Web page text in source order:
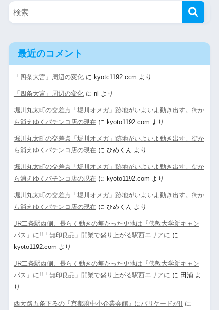
最近のコメント
「四条大宮」周辺の変化に kyoto1192.com より
「四条大宮」周辺の変化に nl より
堀川丸太町の交差点「堀川オメガ」跡地がいよいよ動き出す。街か
ら消えゆくパチンコ店の現在 に kyoto1192.com より
堀川丸太町の交差点「堀川オメガ」跡地がいよいよ動き出す。街か
ら消えゆくパチンコ店の現在 に ひめくん より
堀川丸太町の交差点「堀川オメガ」跡地がいよいよ動き出す。街か
ら消えゆくパチンコ店の現在 に kyoto1192.com より
堀川丸太町の交差点「堀川オメガ」跡地がいよいよ動き出す。街か
ら消えゆくパチンコ店の現在 に ひめくん より
JR二条駅西側、長らく動きの無かった更地は『佛教大学新キャン
パス』に!!「無印良品」開業で盛り上がる駅西エリアに に
kyoto1192.com より
JR二条駅西側、長らく動きの無かった更地は『佛教大学新キャン
パス』に!!「無印良品」開業で盛り上がる駅西エリアに に 田浦よ
り
西大路五条下るの『京都府中小企業会館』にバリケードが!! に